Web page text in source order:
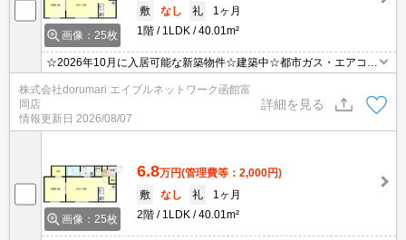
画像：25枚
敷
なし 礼
1ヶ月
1階
1LDK 40.01m²
☆2026年10月に入居可能な新築物件☆建築中☆都市ガス・エアコン
屋がいくつも出てきて探すのが大変。。そんな時は「窓口を一つに
して」エイブルNW函館富岡店へお任せください！どのお部屋でも
ご紹介、ご案内させていただきます。
株式会社dorumari エイブルネットワーク函館富
岡店
情報更新日 2026/08/07
詳細を見る
画像：25枚
6.8万円(管理費等：2,000円)
敷
なし 礼
1ヶ月
2階
1LDK 40.01m²